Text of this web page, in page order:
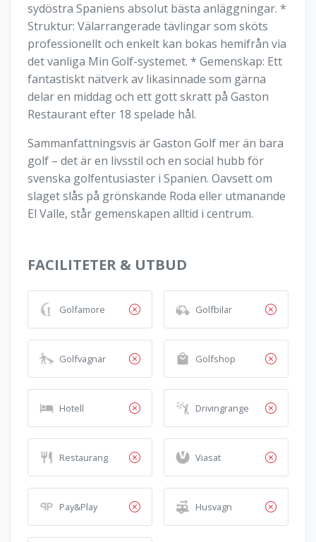
sydöstra Spaniens absolut bästa anläggningar. *
Struktur: Välarrangerade tävlingar som sköts
professionellt och enkelt kan bokas hemifrån via
det vanliga Min Golf-systemet. * Gemenskap: Ett
fantastiskt nätverk av likasinnade som gärna
delar en middag och ett gott skratt på Gaston
Restaurant efter 18 spelade hål.
Sammanfattningsvis är Gaston Golf mer än bara
golf – det är en livsstil och en social hubb för
svenska golfentusiaster i Spanien. Oavsett om
slaget slås på grönskande Roda eller utmanande
El Valle, står gemenskapen alltid i centrum.
FACILITETER & UTBUD
Golfamore Golfbilar
Golfvagnar Golfshop
Hotell Drivingrange
Restaurang Viasat
Pay&Play Husvagn